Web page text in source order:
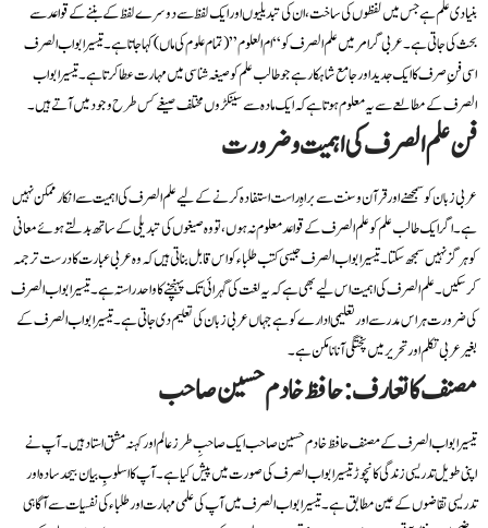
بنیادی علم ہے جس میں لفظوں کی ساخت، ان کی تبدیلیوں اور ایک لفظ سے دوسرے لفظ کے بننے کے قواعد سے
بحث کی جاتی ہے۔ عربی گرامر میں علم الصرف کو “ام العلوم” (تمام علوم کی ماں) کہا جاتا ہے۔ تیسیر ابواب الصرف
اسی فنِ صرف کا ایک جدید اور جامع شاہکار ہے جو طالب علم کو صیغہ شناسی میں مہارت عطا کرتا ہے۔ تیسیر ابواب
الصرف کے مطالعے سے یہ معلوم ہوتا ہے کہ ایک مادہ سے سینکڑوں مختلف صیغے کس طرح وجود میں آتے ہیں۔
فن علم الصرف کی اہمیت و ضرورت
عربی زبان کو سمجھنے اور قرآن و سنت سے براہِ راست استفادہ کرنے کے لیے علم الصرف کی اہمیت سے انکار ممکن نہیں
ہے۔ اگر ایک طالب علم کو علم الصرف کے قواعد معلوم نہ ہوں، تو وہ صیغوں کی تبدیلی کے ساتھ بدلتے ہوئے معانی
کو ہرگز نہیں سمجھ سکتا۔ تیسیر ابواب الصرف جیسی کتب طلباء کو اس قابل بناتی ہیں کہ وہ عربی عبارت کا درست ترجمہ
کر سکیں۔ علم الصرف کی اہمیت اس لیے بھی ہے کہ یہ لغت کی گہرائی تک پہنچنے کا واحد راستہ ہے۔ تیسیر ابواب الصرف
کی ضرورت ہر اس مدرسے اور تعلیمی ادارے کو ہے جہاں عربی زبان کی تعلیم دی جاتی ہے۔ تیسیر ابواب الصرف کے
بغیر عربی تکلم اور تحریر میں پختگی آنا نامکن ہے۔
مصنف کا تعارف: حافظ خادم حسین صاحب
تیسیر ابواب الصرف کے مصنف حافظ خادم حسین صاحب ایک صاحبِ طرز عالم اور کہنہ مشق استاد ہیں۔ آپ نے
اپنی طویل تدریسی زندگی کا نچوڑ تیسیر ابواب الصرف کی صورت میں پیش کیا ہے۔ آپ کا اسلوبِ بیان بیحد سادہ اور
تدریسی تقاضوں کے عین مطابق ہے۔ تیسیر ابواب الصرف میں آپ کی علمی مہارت اور طلباء کی نفسیات سے آگاہی